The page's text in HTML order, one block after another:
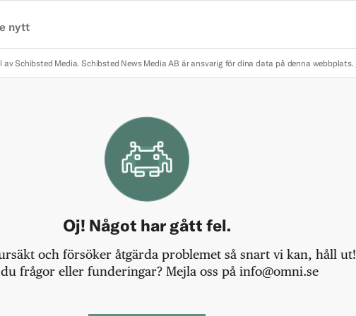
nytt
av Schibsted Media. Schibsted News Media AB är ansvarig för dina data på denna webbplats.
Oj! Något har gått fel.
och försöker åtgärda problemet så snart vi kan, håll ut!
frågor eller funderingar? Mejla oss på info@omni.se